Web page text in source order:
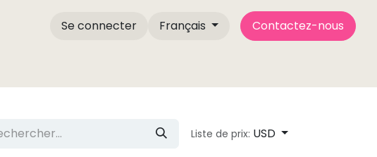
Se connecter Français Contactez-nous
Liste de prix: USD